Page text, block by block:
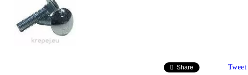
Share
Tweet